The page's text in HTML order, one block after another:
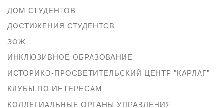
ДОМ СТУДЕНТОВ
ДОСТИЖЕНИЯ СТУДЕНТОВ
ЗОЖ
ИНКЛЮЗИВНОЕ ОБРАЗОВАНИЕ
ИСТОРИКО-ПРОСВЕТИТЕЛЬСКИЙ ЦЕНТР "КАРЛАГ"
КЛУБЫ ПО ИНТЕРЕСАМ
КОЛЛЕГИАЛЬНЫЕ ОРГАНЫ УПРАВЛЕНИЯ